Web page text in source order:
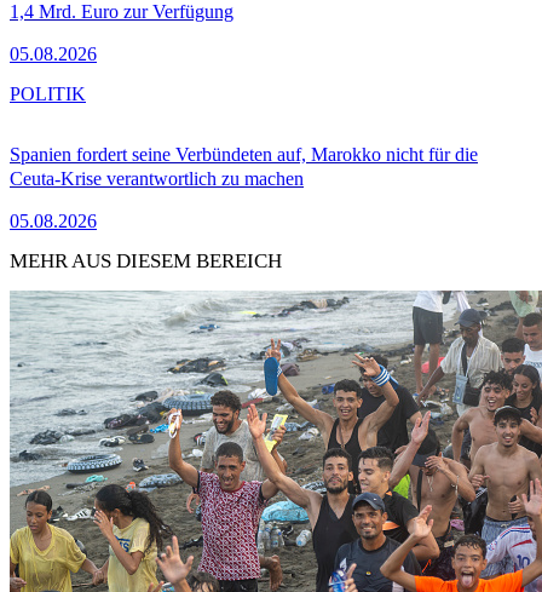
1,4 Mrd. Euro zur Verfügung
05.08.2026
Spanien fordert seine Verbündeten auf, Marokko nicht für die
Ceuta-Krise verantwortlich zu machen
05.08.2026
POLITIK
MEHR AUS DIESEM BEREICH